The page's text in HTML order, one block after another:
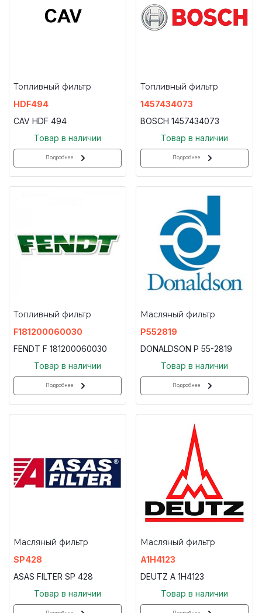
Топливный фильтр
HDF494
CAV HDF 494
Товар в наличии
Подробнее
Топливный фильтр
1457434073
BOSCH 1457434073
Товар в наличии
Подробнее
Топливный фильтр
F181200060030
FENDT F 181200060030
Товар в наличии
Подробнее
Масляный фильтр
P552819
DONALDSON P 55-2819
Товар в наличии
Подробнее
Масляный фильтр
SP428
ASAS FILTER SP 428
Товар в наличии
Масляный фильтр
A1H4123
DEUTZ A 1H4123
Товар в наличии